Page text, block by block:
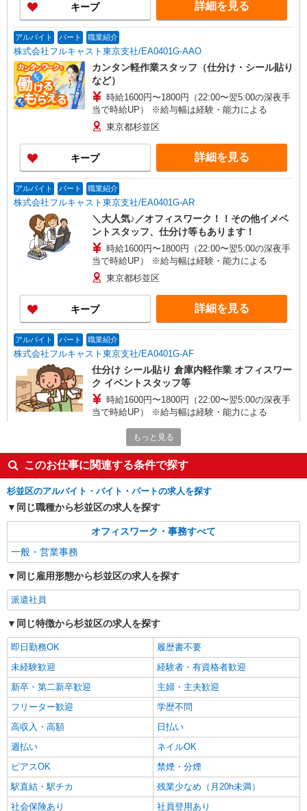
キープ 詳細を見る
アルバイト パート 職業紹介
株式会社フルキャスト東京支社/EA0401G-AAO
カンタン軽作業スタッフ（仕分け・シール貼り
など）
時給1600円〜1800円（22:00〜翌5:00の深夜手
当で時給UP） ※給与幅は経験・能力による
東京都杉並区
キープ 詳細を見る
アルバイト パート 職業紹介
株式会社フルキャスト東京支社/EA0401G-AR
＼大人気♪／オフィスワーク！！その他イメベ
ントスタッフ、仕分け等もあります！
時給1600円〜1800円（22:00〜翌5:00の深夜手
当で時給UP） ※給与幅は経験・能力による
東京都杉並区
キープ 詳細を見る
アルバイト パート 職業紹介
株式会社フルキャスト東京支社/EA0401G-AF
仕分け シール貼り 倉庫内軽作業 オフィスワー
ク イベントスタッフ等
時給1600円〜1800円（22:00〜翌5:00の深夜手
当で時給UP） ※給与幅は経験・能力による
東京都杉並区
キープ
パート
サミット株式会社
一般事務（人事部 正社員アシスタント業務）
時給1226円
キープ
パート
一般事務（人事部 正社員アシスタント業務）
サミット本部 （東京都杉並区永福3-57-14）
キープ
アルバイト
株式会社アイヴィジット
杉並区役所での日本語＋英語対応のご案内スタ
もっと見る
このお仕事に関連する条件で探す
杉並区のアルバイト・バイト・パートの求人を探す
同じ職種から杉並区の求人を探す
オフィスワーク・事務すべて
一般・営業事務
同じ雇用形態から杉並区の求人を探す
派遣社員
同じ特徴から杉並区の求人を探す
即日勤務OK
履歴書不要
未経験歓迎
経験者・有資格者歓迎
新卒・第二新卒歓迎
主婦・主夫歓迎
フリーター歓迎
学歴不問
高収入・高額
日払い
週払い
ネイルOK
ピアスOK
禁煙・分煙
駅直結・駅チカ
残業少なめ（月20h未満）
社会保険あり
社員登用あり